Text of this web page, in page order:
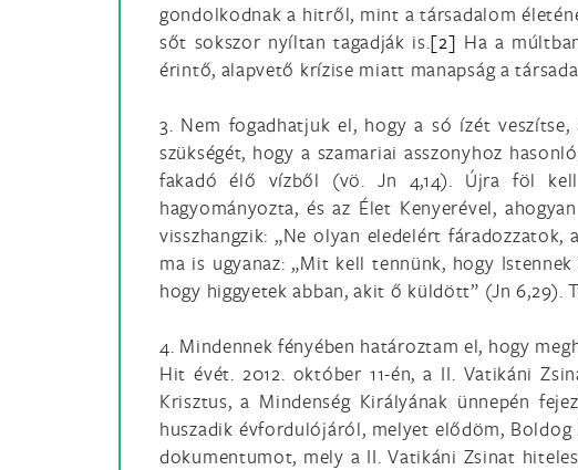
gondolkodnak a hitről, mint a társadalom
sőt sokszor nyíltan tagadják is.[2] Ha a
érintő, alapvető krízise miatt manapság a
3. Nem fogadhatjuk el, hogy a só ízét
szükségét, hogy a szamariai asszonyhoz
fakadó élő vízből (vö. Jn 4,14). Újra föl kell
hagyományozta, és az Élet Kenyerével,
visszhangzik: „Ne olyan eledelért
ma is ugyanaz: „Mit kell tennünk, hogy
hogy higgyetek abban, akit ő küldött” (Jn 6,29).
4. Mindennek fényében határoztam el, hogy
Hit évét. 2012. október 11-én, a II. Vatikáni
Krisztus, a Mindenség Királyának ünnepén
huszadik évfordulójáról, melyet elődöm, Boldog
dokumentumot, mely a II. Vatikáni Zsinat